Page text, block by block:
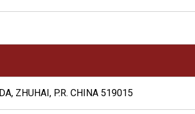
ZHUHAI, P.R. CHINA 519015